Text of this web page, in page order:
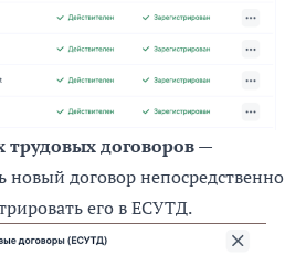
трудовых договоров—
новый договор непосредственно
его в ЕСУТД.